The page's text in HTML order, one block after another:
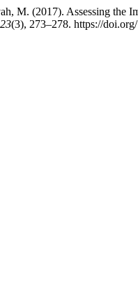
M. (2017). Assessing the
23(3), 273–278. https://